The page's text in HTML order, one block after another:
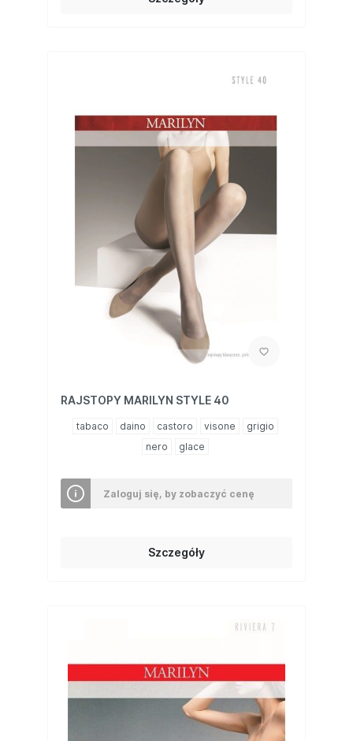
RAJSTOPY MARILYN STYLE 40
tabaco daino castoro visone
grigio
nero
glace
Zaloguj się, by zobaczyć cenę
Szczegóły